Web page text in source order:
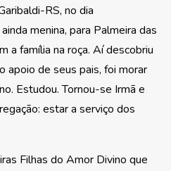
RS, no dia
menina, para Palmeira das
a família na roça. Aí descobriu
apoio de seus pais, foi morar
Estudou. Tornou-se Irmã e
estar a serviço dos
Filhas do Amor Divino que